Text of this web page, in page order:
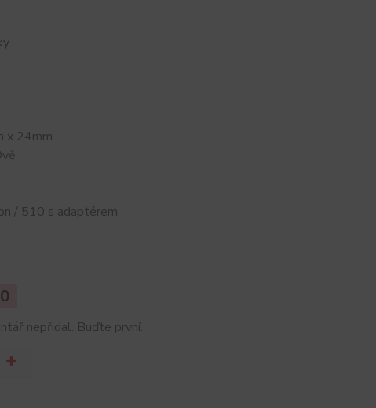
x 24mm
/ 510 s adaptérem
0
nepřidal. Buďte první.